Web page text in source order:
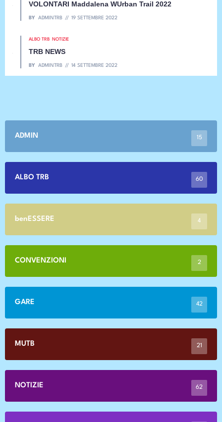
VOLONTARI Maddalena WUrban Trail 2022
BY ADMINTRB 19 SETTEMBRE 2022
ALBO TRB NOTIZIE
TRB NEWS
BY ADMINTRB 14 SETTEMBRE 2022
ADMIN 15
ALBO TRB 60
benESSERE 4
CONVENZIONI 2
GARE 42
MUTB 21
NOTIZIE 62